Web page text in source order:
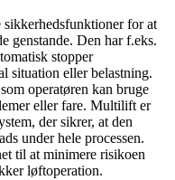
for at
genstande. Den har f.eks.
stopper
situation eller belastning.
operatøren kan bruge
eller fare. Multilift er
der sikrer, at den
under hele processen.
til at minimere risikoen
løftoperation.